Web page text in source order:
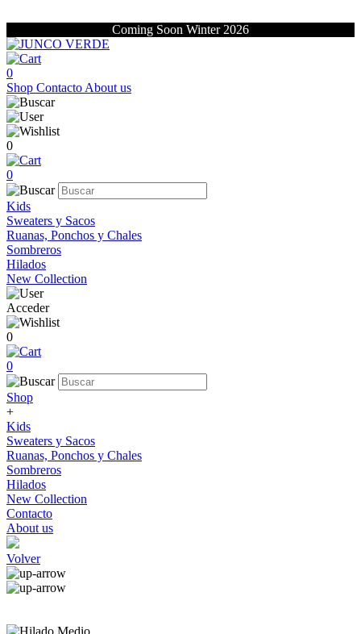
Coming Soon Winter 2026
0
Shop Contacto About us
0
0
Kids
Sweaters y Sacos
Ruanas, Ponchos y Chales
Sombreros
Hilados
New Collection
Acceder
0
0
Shop
+
Kids
Sweaters y Sacos
Ruanas, Ponchos y Chales
Sombreros
Hilados
New Collection
Contacto
About us
Volver